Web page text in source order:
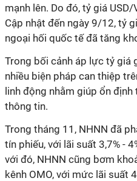
mạnh lên. Do đó, tỷ giá
Cập nhật đến ngày 9/12, tỷ
ngoại hối quốc tế đã tăng
Trong bối cảnh áp lực tỷ giá
nhiều biện pháp can thiệp
linh động nhằm giúp ổn
thông tin.
Trong tháng 11, NHNN đã
tín phiếu, với lãi suất 3,7% -
với đó, NHNN cũng bơm
kênh OMO, với mức lãi suất